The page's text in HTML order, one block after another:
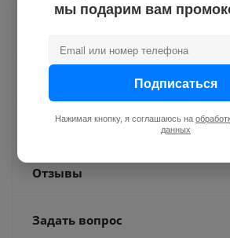
Доставка
Отзывы
Задать вопрос
мы подарим вам
Подписаться
Нажимая кнопку, я соглашаюсь на
данных